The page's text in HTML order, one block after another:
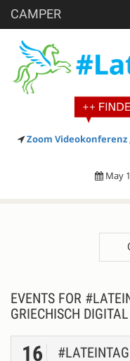
CAMPER
Zoom Videokonferenz
May
EVENTS FOR
GRIECHISCH DIGITAL
16